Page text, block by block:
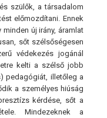
szülők, a társadalom
előmozdítani. Ennek
új irány, áramlat
sőt szélsőségesen
védekezés jogánál
kelti a szélső jobb
pedagógiát, illetőleg a
a személyes hiúság
kérdése, sőt a
Mindezeknek a